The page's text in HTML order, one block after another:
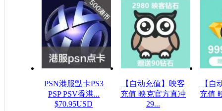
PSN港服點卡PS3
PSP PSV香港...
$70.95USD
【自动充值】映客
充值 映克官方直冲
29...
【自
充值